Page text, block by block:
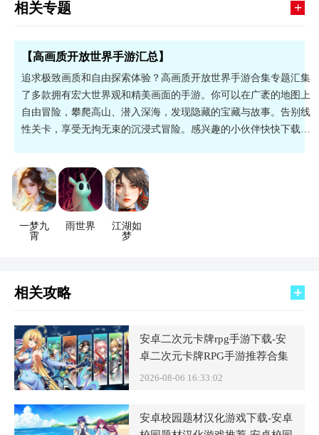
相关专题 +
【高画质开放世界手游汇总】
追求极致画质和自由探索体验？高画质开放世界手游合集专题汇集
了多款拥有宏大世界观和精美画面的手游。你可以在广袤的地图上
自由冒险，攀爬高山、潜入深海，发现隐藏的宝藏与故事。告别线
性关卡，享受无拘无束的沉浸式冒险。感兴趣的小伙伴快快下载
一梦九
霄
雨世界
江湖如
梦
相关攻略
安卓二次元卡牌rpg手游下载-安
卓二次元卡牌RPG手游推荐合集
2026-08-06 16:33:02
安卓校园题材汉化游戏下载-安卓